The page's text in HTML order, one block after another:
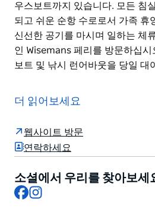
우스보트까지 있습니다. 모든 침
되고 쉬운 순항 수로로서 가족 휴
신선한 공기를 마시며 일하는 체
인 Wisemans 페리를 방문하십시
보트 및 낚시 런어바웃을 당일 대
습니다. 상류에서 Windsor로 하
River Houseboats는 다양한 종
할 수 있습니다. 그들은 함대에 8
적합한 저렴한 2선석 하우스보트
스파가 있고 실내 욕실이 딸려 있
더 읽어보세요
웹사이트 방문
연락하세요
소셜에서 우리를 찾아보세
Facebook